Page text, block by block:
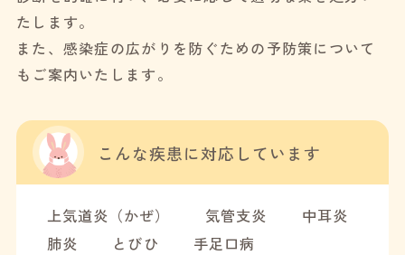
たします。
また、感染症の広がりを防ぐための予防策について
もご案内いたします。
こんな疾患に対応しています
上気道炎（かぜ） 気管支炎
中耳炎
肺炎
とびひ
手足口病